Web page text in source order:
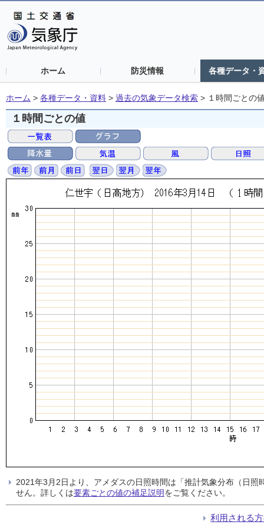
ホーム 防災情報 各種データ・
ホーム > 各種データ・資料 > 過去の気象データ検索 > １時間ごとの
１時間ごとの値
2021年3月2日より、アメダスの日照時間は「推計気象分布（日
せん。詳しくは要素ごとの値の補足説明をご覧ください。
利用される